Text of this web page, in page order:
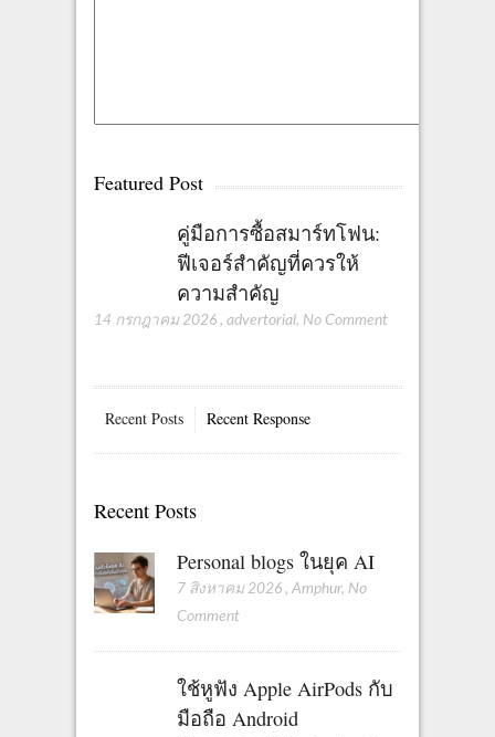
Featured Post
คู่มือการซื้อสมาร์ทโฟน:
ฟีเจอร์สำคัญที่ควรให้
ความสำคัญ
14 กรกฎาคม 2026 , advertorial, No Comment
Recent Posts Recent Response
Recent Posts
Personal blogs ในยุค AI
7 สิงหาคม 2026 , Amphur, No
Comment
ใช้หูฟัง Apple AirPods กับ
มือถือ Android